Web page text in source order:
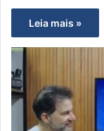
Leia mais »